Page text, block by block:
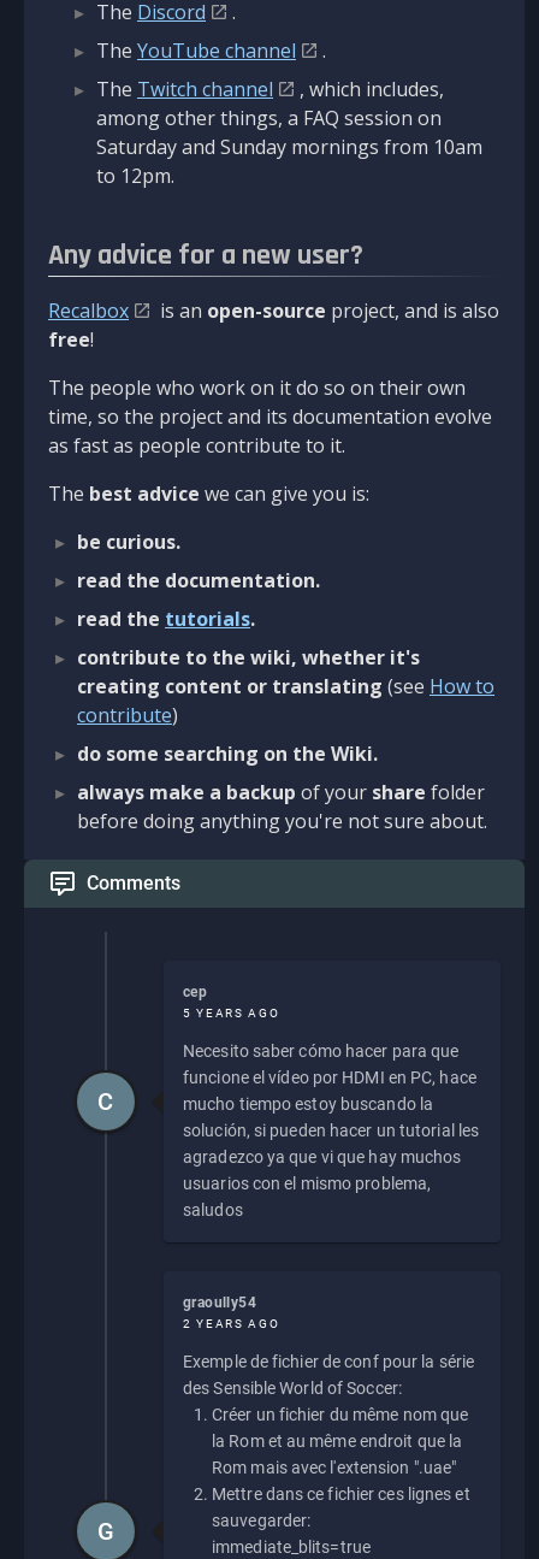
The Discord
.
The YouTube channel
.
The Twitch channel
, which includes,
among other things, a FAQ session on
Saturday and Sunday mornings from 10am
to 12pm.
Any advice for a new user?
Recalbox is an open-source project, and is also
free!
The people who work on it do so on their own
time, so the project and its documentation evolve
as fast as people contribute to it.
The best advice we can give you is:
be curious.
read the documentation.
read the tutorials.
contribute to the wiki, whether it's
creating content or translating (see How to
contribute)
do some searching on the Wiki.
always make a backup of your share folder
before doing anything you're not sure about.
Comments
cep
5 YEARS AGO
Necesito saber cómo hacer para que
funcione el vídeo por HDMI en PC, hace
mucho tiempo estoy buscando la
solución, si pueden hacer un tutorial les
agradezco ya que vi que hay muchos
usuarios con el mismo problema,
saludos
C
graoully54
2 YEARS AGO
Exemple de fichier de conf pour la série
des Sensible World of Soccer:
Créer un fichier du même nom que
la Rom et au même endroit que la
Rom mais avec l'extension ".uae"
Mettre dans ce fichier ces lignes et
sauvegarder:
immediate_blits=true
G